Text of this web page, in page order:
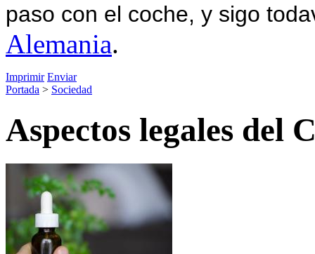
paso con el coche, y sigo
Alemania.
Imprimir Enviar
Portada > Sociedad
Aspectos legales del